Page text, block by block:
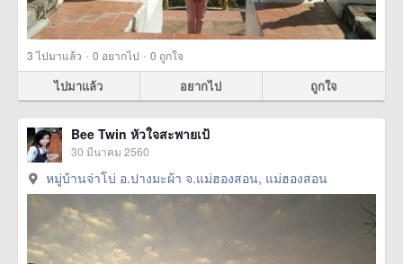
3ไปมาแล้ว · 0 อยากไป · 0 ถูกใจ
ไปมาแล้ว อยากไป ถูกใจ
Bee Twin หัวใจสะพายเป้
30 มีนาคม 2560
หมู่บ้านจ่าโบ่ อ.ปางมะผ้า จ.แม่ฮองสอน, แม่ฮองสอน